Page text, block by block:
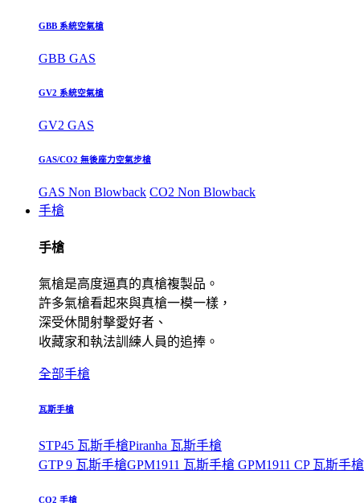
GBB 系統空氣槍
GBB GAS
GV2 系統空氣槍
GV2 GAS
GAS/CO2 無後座力空氣步槍
GAS Non Blowback CO2 Non Blowback
手槍
手槍
氣槍是高度逼真的真槍複製品。
許多氣槍看起來與真槍一模一樣，
深受休閒射擊愛好者、
收藏家和執法訓練人員的追捧。
全部手槍
瓦斯手槍
STP45 瓦斯手槍Piranha 瓦斯手槍
GTP 9 瓦斯手槍GPM1911 瓦斯手槍 GPM1911 CP 瓦斯手槍
CO2 手槍